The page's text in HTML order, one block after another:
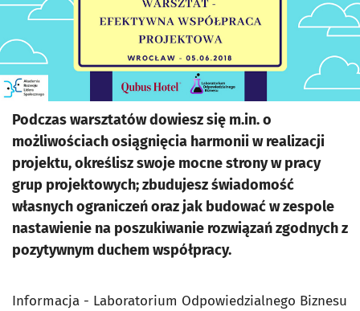
Podczas warsztatów dowiesz się m.in. o
możliwościach osiągnięcia harmonii w realizacji
projektu, określisz swoje mocne strony w pracy
grup projektowych; zbudujesz świadomość
własnych ograniczeń oraz jak budować w zespole
nastawienie na poszukiwanie rozwiązań zgodnych z
pozytywnym duchem współpracy.
Informacja - Laboratorium Odpowiedzialnego Biznesu